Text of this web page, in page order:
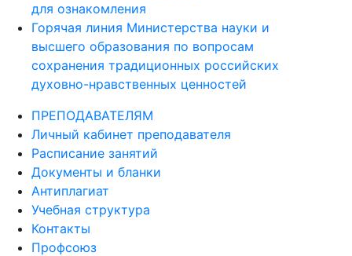
для ознакомления
Горячая линия Министерства науки и
высшего образования по вопросам
сохранения традиционных российских
духовно-нравственных ценностей
ПРЕПОДАВАТЕЛЯМ
Личный кабинет преподавателя
Расписание занятий
Документы и бланки
Антиплагиат
Учебная структура
Контакты
Профсоюз